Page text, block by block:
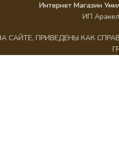
Интернет Магазин
ИП
САЙТЕ, ПРИВЕДЕНЫ КАК